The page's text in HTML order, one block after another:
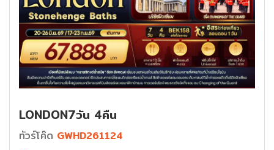
LONDON7วัน 4คืน
ทัวร์โค๊ด GWHD261124